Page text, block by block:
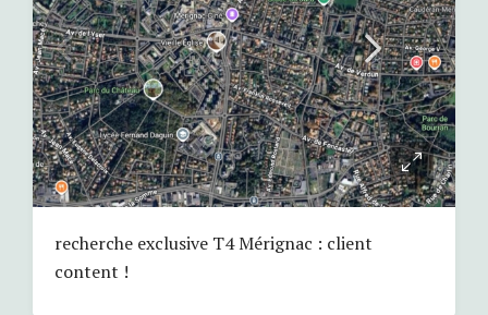
recherche exclusive T4 Mérignac : client
content !